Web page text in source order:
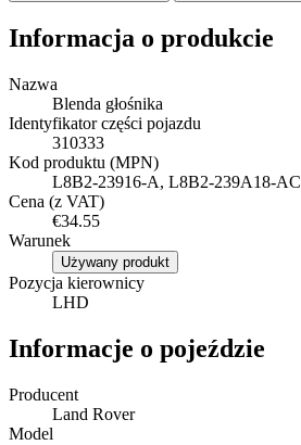
Informacja o produkcie
Nazwa
Blenda głośnika
Identyfikator części pojazdu
310333
Kod produktu (MPN)
L8B2-23916-A, L8B2-239A18-AC
Cena (z VAT)
€34.55
Warunek
Używany produkt
Pozycja kierownicy
LHD
Informacje o pojeździe
Producent
Land Rover
Model